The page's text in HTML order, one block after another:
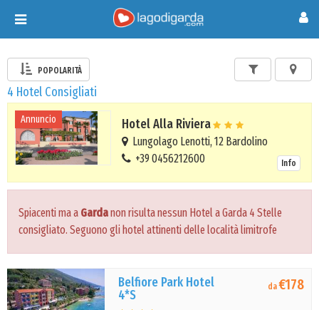
Toggle
navigation
POPOLARITÀ
4 Hotel Consigliati
Annuncio Hotel Alla Riviera
Lungolago Lenotti, 12 Bardolino
+39 0456212600
Info
Spiacenti ma a Gardanon risulta nessun Hotel a Garda 4 Stelle
consigliato. Seguono gli hotel attinenti delle località limitrofe
Belfiore Park Hotel
4*S
da€178